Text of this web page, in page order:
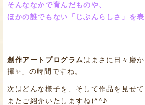
そんななかで育んだものや、
ほかの誰でもない「じぶんらしさ」を表
創作アートプログラム はまさに日々磨
揮✨」の時間ですね。
次はどんな様子を、そして作品を見せて
またご紹介いたしますね(^^♪